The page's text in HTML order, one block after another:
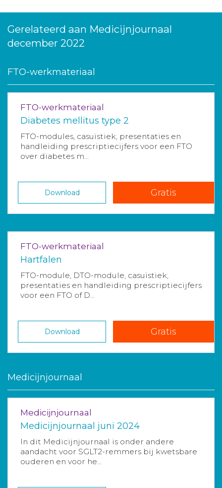
Gerelateerd aan Medicijnjournaal
december 2022
FTO-werkmateriaal
FTO-werkmateriaal
Diabetes mellitus type 2
FTO-modules, casuïstiek, presentaties en
handleiding prescriptiecijfers voor een FTO
over diabetes m...
Download Gratis
FTO-werkmateriaal
Hartfalen
FTO-module, DTO-module, casuïstiek,
presentaties en handleiding prescriptiecijfers
voor een FTO of D...
Download Gratis
Medicijnjournaal
Medicijnjournaal
Medicijnjournaal juni 2024
In dit Medicijnjournaal is onder andere
aandacht voor SGLT2-remmers bij kwetsbare
ouderen en voor he...